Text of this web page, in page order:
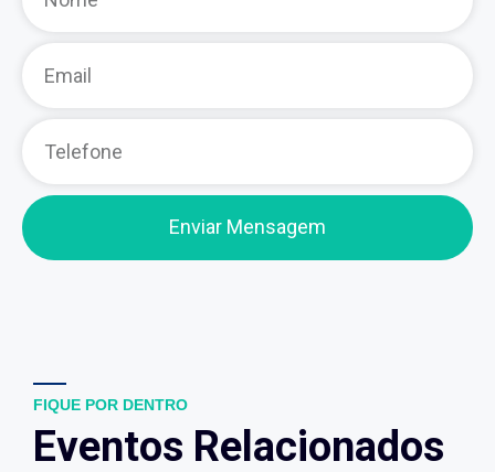
Enviar Mensagem
FIQUE POR DENTRO
Eventos Relacionados